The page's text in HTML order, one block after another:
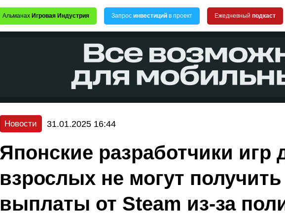
Альманах Игровая Индустрия Запрос инвестиций в проект Ежедневный подкаст
Новости 31.01.2025 16:44
Японские разработчики игр
взрослых не могут получить
выплаты от Steam из-за